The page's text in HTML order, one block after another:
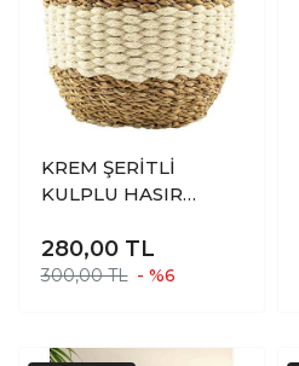
KREM ŞERİTLİ
KULPLU HASIR
280,00 TL
300,00 TL - %6